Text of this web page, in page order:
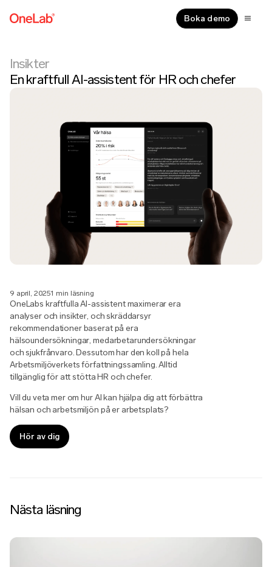
Boka demo
Insikter
En kraftfull AI-assistent för HR och chefer
9 april, 20251 min läsning
OneLabs kraftfulla AI-assistent maximerar era
analyser och insikter, och skräddarsyr
rekommendationer baserat på era
hälsoundersökningar, medarbetarundersökningar
och sjukfrånvaro. Dessutom har den koll på hela
Arbetsmiljöverkets författningssamling. Alltid
tillgänglig för att stötta HR och chefer.
Vill du veta mer om hur AI kan hjälpa dig att förbättra
hälsan och arbetsmiljön på er arbetsplats?
Hör av dig
Nästa läsning